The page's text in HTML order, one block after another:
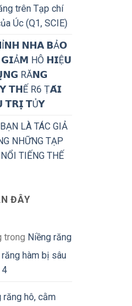
trên Tạp chí
Úc (Q1, SCIE)
𝗡𝗛𝗔 𝗕Ả𝗢
HÔ 𝗛𝗜Ệ𝗨
RĂ𝗡𝗚
𝗧𝗛Ế R6 Ṭ𝗔́𝗜
𝗧𝗥𝗜̣ 𝗧Ủ𝗬
LÀ TÁC GIẢ
NHỮNG TẠP
TIẾNG THẾ
ĐÂY
trong Niềng răng
hàm bị sâu
4
răng hô, cằm